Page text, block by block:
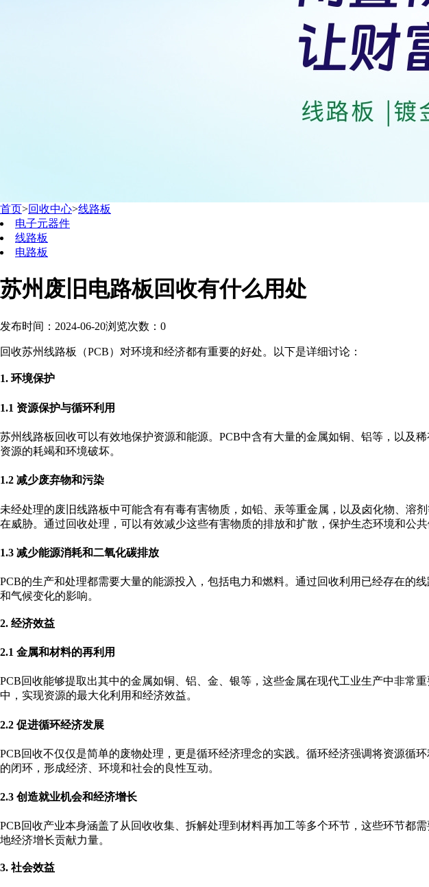
首页>回收中心>线路板
电子元器件
线路板
电路板
苏州废旧电路板回收有什么用处
发布时间：2024-06-20浏览次数： 0
回收苏州线路板（PCB）对环境和经济都有重要的好处。以下是详细讨论：
1. 环境保护
1.1 资源保护与循环利用
苏州线路板回收可以有效地保护资源和能源。PCB中含有大量的金属如铜、铝等，以及
资源的耗竭和环境破坏。
1.2 减少废弃物和污染
未经处理的废旧线路板中可能含有有毒有害物质，如铅、汞等重金属，以及卤化物、
在威胁。通过回收处理，可以有效减少这些有害物质的排放和扩散，保护生态环境和公共
1.3 减少能源消耗和二氧化碳排放
PCB的生产和处理都需要大量的能源投入，包括电力和燃料。通过回收利用已经存在的
和气候变化的影响。
2. 经济效益
2.1 金属和材料的再利用
PCB回收能够提取出其中的金属如铜、铝、金、银等，这些金属在现代工业生产中非常
中，实现资源的最大化利用和经济效益。
2.2 促进循环经济发展
PCB回收不仅仅是简单的废物处理，更是循环经济理念的实践。循环经济强调将资源循
的闭环，形成经济、环境和社会的良性互动。
2.3 创造就业机会和经济增长
PCB回收产业本身涵盖了从回收收集、拆解处理到材料再加工等多个环节，这些环节都
地经济增长贡献力量。
3. 社会效益